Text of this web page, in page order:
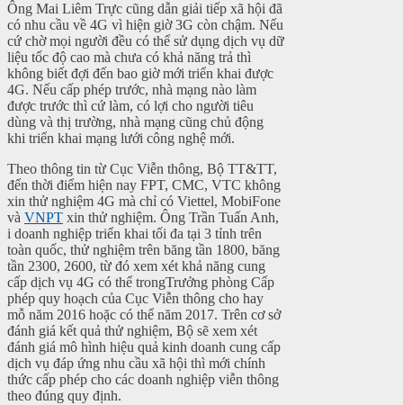
Ông Mai Liêm Trực cũng dẫn giải tiếp xã hội đã
có nhu cầu về 4G vì hiện giờ 3G còn chậm. Nếu
cứ chờ mọi người đều có thể sử dụng dịch vụ dữ
liệu tốc độ cao mà chưa có khả năng trả thì
không biết đợi đến bao giờ mới triển khai được
4G. Nếu cấp phép trước, nhà mạng nào làm
được trước thì cứ làm, có lợi cho người tiêu
dùng và thị trường, nhà mạng cũng chủ động
khi triển khai mạng lưới công nghệ mới.
Theo thông tin từ Cục Viễn thông, Bộ TT&TT,
đến thời điểm hiện nay FPT, CMC, VTC không
xin thử nghiệm 4G mà chỉ có Viettel, MobiFone
và VNPT xin thử nghiệm. Ông Trần Tuấn Anh,
i doanh nghiệp triển khai tối đa tại 3 tỉnh trên
toàn quốc, thử nghiệm trên băng tần 1800, băng
tần 2300, 2600, từ đó xem xét khả năng cung
cấp dịch vụ 4G có thể trongTrưởng phòng Cấp
phép quy hoạch của Cục Viễn thông cho hay
mỗ năm 2016 hoặc có thể năm 2017. Trên cơ sở
đánh giá kết quả thử nghiệm, Bộ sẽ xem xét
đánh giá mô hình hiệu quả kinh doanh cung cấp
dịch vụ đáp ứng nhu cầu xã hội thì mới chính
thức cấp phép cho các doanh nghiệp viễn thông
theo đúng quy định.